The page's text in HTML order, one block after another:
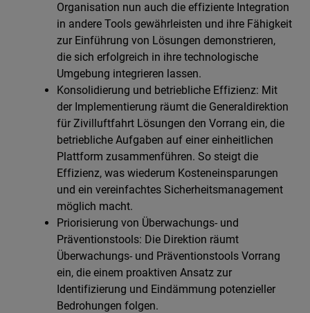
Organisation nun auch die effiziente Integration
in andere Tools gewährleisten und ihre Fähigkeit
zur Einführung von Lösungen demonstrieren,
die sich erfolgreich in ihre technologische
Umgebung integrieren lassen.
Konsolidierung und betriebliche Effizienz: Mit
der Implementierung räumt die Generaldirektion
für Zivilluftfahrt Lösungen den Vorrang ein, die
betriebliche Aufgaben auf einer einheitlichen
Plattform zusammenführen. So steigt die
Effizienz, was wiederum Kosteneinsparungen
und ein vereinfachtes Sicherheitsmanagement
möglich macht.
Priorisierung von Überwachungs- und
Präventionstools: Die Direktion räumt
Überwachungs- und Präventionstools Vorrang
ein, die einem proaktiven Ansatz zur
Identifizierung und Eindämmung potenzieller
Bedrohungen folgen.